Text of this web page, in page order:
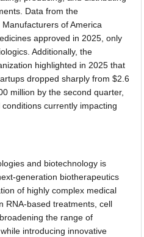
Data from the
of America
approved in 2025, only
Additionally, the
highlighted in 2025 that
dropped sharply from $2.6
million by the second quarter,
currently impacting
and biotechnology is
generation biotherapeutics
of highly complex medical
RNA-based treatments, cell
the range of
introducing innovative